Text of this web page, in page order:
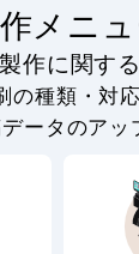
メニ
作に関する
の種類・対
ータのアッ